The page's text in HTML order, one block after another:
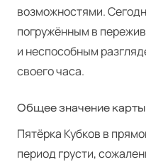
возможностями.
погружённым в
и неспособным
своего часа.
Общее значение карты
Пятёрка Кубков в
период грусти,